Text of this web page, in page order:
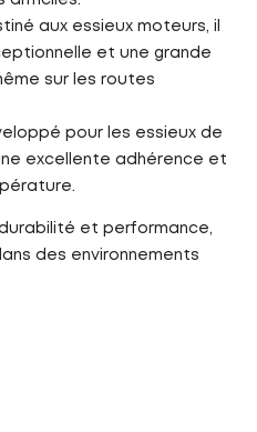
aux essieux moteurs, il
et une grande
sur les routes
pour les essieux de
excellente adhérence et
et performance,
des environnements